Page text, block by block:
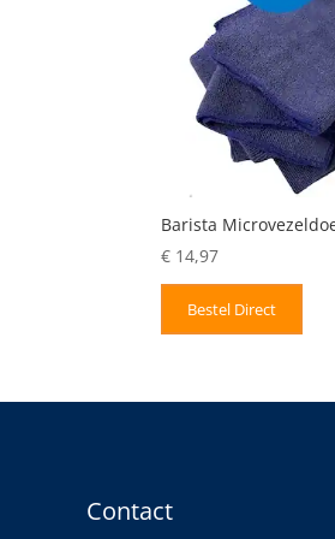
Barista
€ 14,97
Bestel Direct
Contact